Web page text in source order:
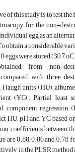
of this study is to test
for the non-
egg as an
obtain a considerable
were stored (30 7
from non-
with three
units (HU),
(YC(. Partial least
component regression
HU, pH and YC based
coefficients between
are 0.88, 0.86 and 0.78